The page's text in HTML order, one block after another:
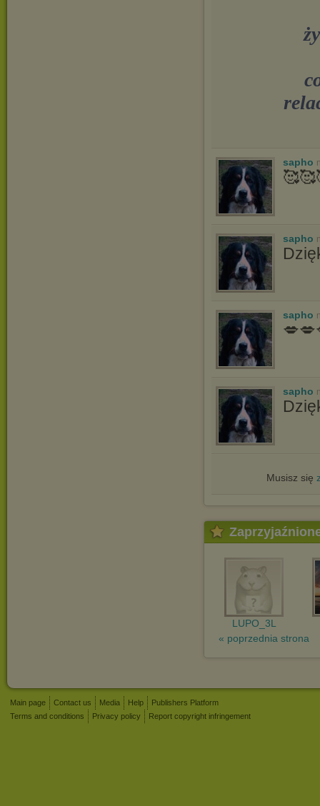
sapho
sapho
sapho
sapho
Musisz się
LUPO_3L
« poprzednia strona
Main page Contact us Media Help
Publishers Platform
Terms and conditions
Privacy policy Report copyright infringement